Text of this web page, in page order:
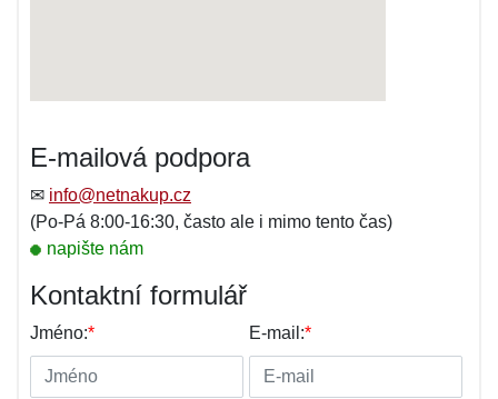
E-mailová podpora
✉ info@netnakup.cz
(Po-Pá 8:00-16:30, často ale i mimo tento čas)
napište nám
Kontaktní formulář
Jméno:* E-mail:*